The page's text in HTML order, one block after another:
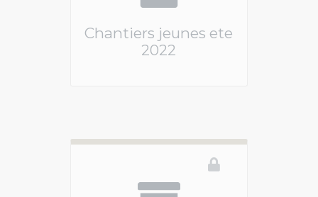
Chantiers jeunes ete
2022